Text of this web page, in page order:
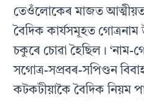
তেওঁলোকেৰ মাজত
বৈদিক কাৰ্যসমূহত
চকুৰে চোৱা হৈছিল।
সগোত্ৰ-সপ্ৰবৰ-সপিণ্ডন
কটকটীয়াকৈ বৈদিক নিয়ম